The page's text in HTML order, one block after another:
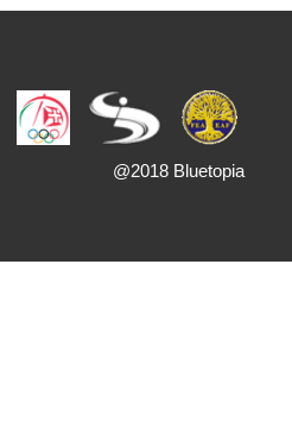
@2018 Bluetopia